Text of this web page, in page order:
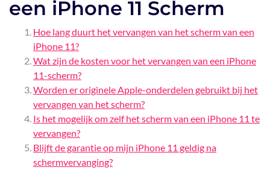
een iPhone 11 Scherm
Hoe lang duurt het vervangen van het scherm van een
iPhone 11?
Wat zijn de kosten voor het vervangen van een iPhone
11-scherm?
Worden er originele Apple-onderdelen gebruikt bij het
vervangen van het scherm?
Is het mogelijk om zelf het scherm van een iPhone 11 te
vervangen?
Blijft de garantie op mijn iPhone 11 geldig na
schermvervanging?